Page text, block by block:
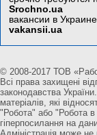
Srochno.ua
вакансии в
vakansii.ua
© 2008-2017 ТОВ
Всі права захищені
законодавства
матеріалів, які
"Робота" або "Робота
гіперпосилання на